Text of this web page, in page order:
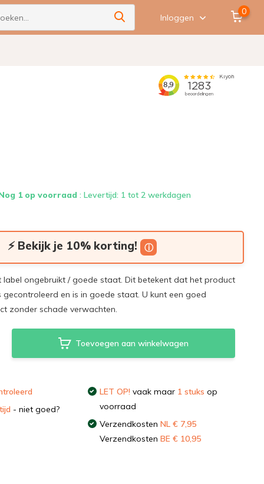
Inloggen
0
1 op voorraad: Levertijd: 1 tot 2 werkdagen
⚡ Bekijk je 10% korting! ⓘ
ongebruikt / goede staat. Dit betekent dat het product
gecontroleerd en is in goede staat. U kunt een goed
zonder schade verwachten.
Toevoegen aan winkelwagen
- niet goed?
LET OP!vaak maar 1 stuks op
voorraad
Verzendkosten NL € 7,95
Verzendkosten BE € 10,95